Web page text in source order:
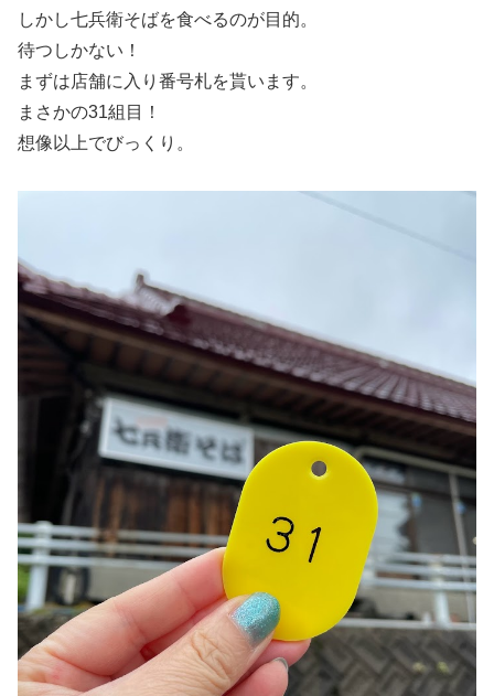
しかし七兵衛そばを食べるのが目的。
待つしかない！
まずは店舗に入り番号札を貰います。
まさかの31組目！
想像以上でびっくり。